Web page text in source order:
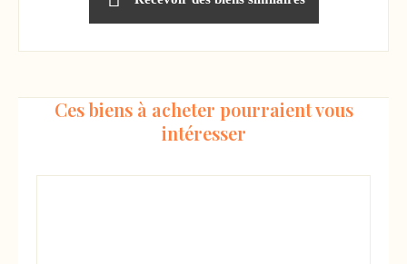
Ces biens à acheter pourraient vous
intéresser